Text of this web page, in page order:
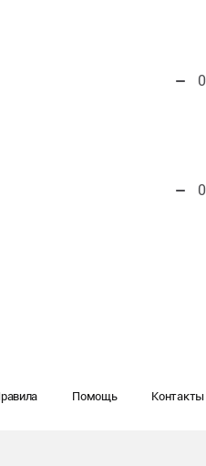
0
0
Помощь Контакты